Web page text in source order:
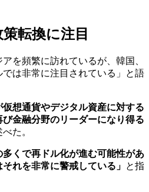
転換に注目
を頻繁に訪れているが、韓国、
は非常に注目されている」と語
仮想通貨やデジタル資産に対する
金融分野のリーダーになり得る
た。
多くで再ドル化が進む可能性があ
れを非常に警戒している」 と指